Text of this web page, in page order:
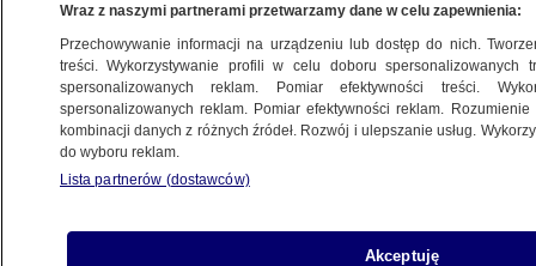
11.08.2014, 06:14
Udostępnij
Wraz z naszymi partnerami przetwarzamy dane w celu zapewnienia:
Przechowywanie informacji na urządzeniu lub dostęp do nich.
treści. Wykorzystywanie profili w celu doboru spersonalizowanych
spersonalizowanych reklam. Pomiar efektywności treści.
spersonalizowanych reklam. Pomiar efektywności reklam.
kombinacji danych z różnych źródeł. Rozwój i ulepszanie usług.
do wyboru reklam.
Lista partnerów (dostawców)
Akceptuję